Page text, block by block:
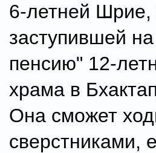
6-летней Шрие,
заступившей
пенсию" 12-
храма в
Она сможет
сверстниками,